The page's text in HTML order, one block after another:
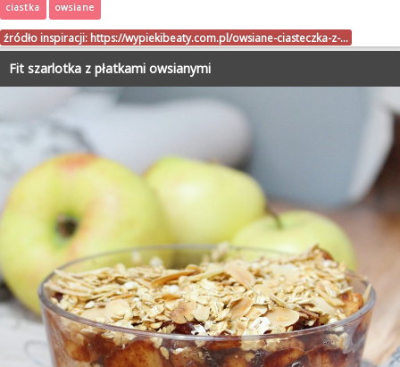
ciastka owsiane
źródło inspiracji: https://wypiekibeaty.com.pl/owsiane-ciasteczka-z-…
Fit szarlotka z płatkami owsianymi